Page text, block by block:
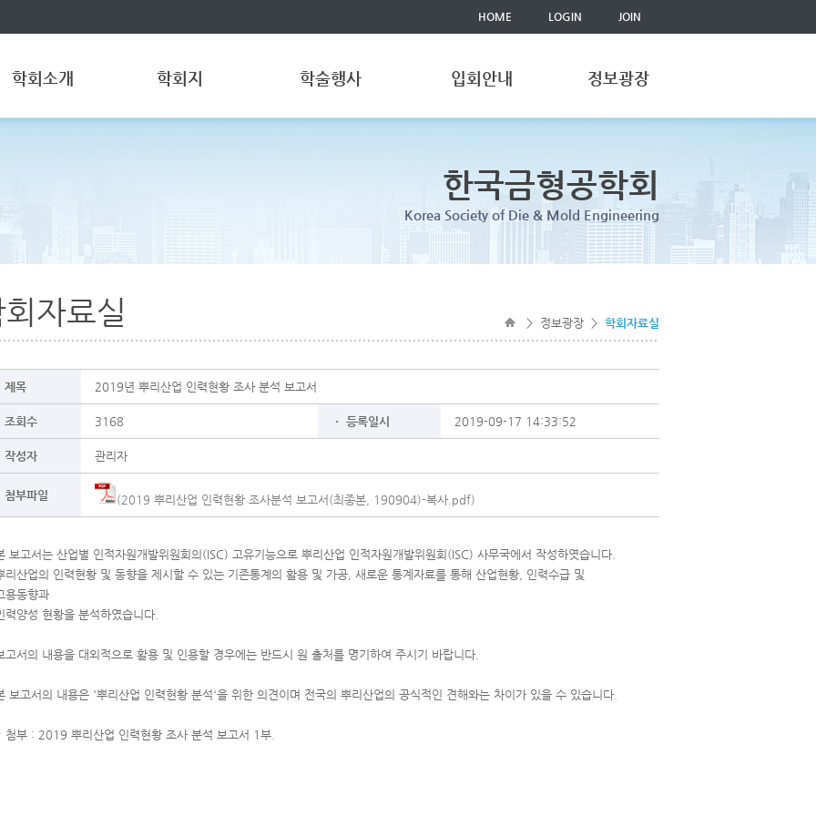
HOME LOGIN JOIN
학회소개 학회지 학술행사 입회안내 정보광장
한국금형공학회
Korea Society of Die & Mold Engineering
자료실 > 정보광장 > 학회자료실
제목 2019년 뿌리산업 인력현황 조사 분석 보고서
조회수 3168 ㆍ 등록일시 2019-09-17 14:33:52
작성자 관리자
첨부파일 (2019 뿌리산업 인력현황 조사분석 보고서(최종본, 190904)-복사.pdf)
보고서는 산업별 인적자원개발위원회의(ISC) 고유기능으로 뿌리산업 인적자원개발위원회(ISC) 사무국에서 작성하엿습니다.
리산업의 인력현황 및 동향을 제시할 수 있는 기존통계의 활용 및 가공, 새로운 통계자료를 통해 산업현황, 인력수급 및
용동향과
력양성 현황을 분석하였습니다.
고서의 내용을 대외적으로 활용 및 인용할 경우에는 반드시 원 출처를 명기하여 주시기 바랍니다.
보고서의 내용은 '뿌리산업 인력현황 분석'을 위한 의견이며 전국의 뿌리산업의 공식적인 견해와는 차이가 있을 수 있습니다.
첨부 : 2019 뿌리산업 인력현황 조사 분석 보고서 1부.